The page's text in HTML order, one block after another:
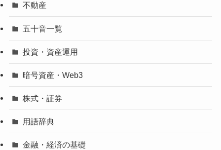
不動産
五十音一覧
投資・資産運用
暗号資産・Web3
株式・証券
用語辞典
金融・経済の基礎